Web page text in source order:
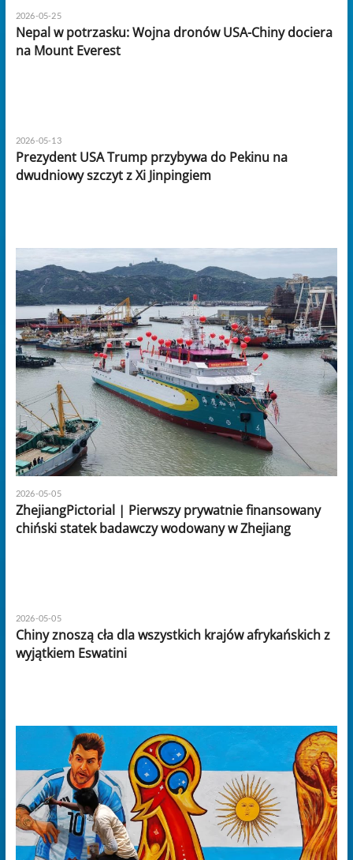
2026-05-25
Nepal w potrzasku: Wojna dronów USA-Chiny dociera
na Mount Everest
2026-05-13
Prezydent USA Trump przybywa do Pekinu na
dwudniowy szczyt z Xi Jinpingiem
2026-05-05
ZhejiangPictorial | Pierwszy prywatnie finansowany
chiński statek badawczy wodowany w Zhejiang
2026-05-05
Chiny znoszą cła dla wszystkich krajów afrykańskich z
wyjątkiem Eswatini